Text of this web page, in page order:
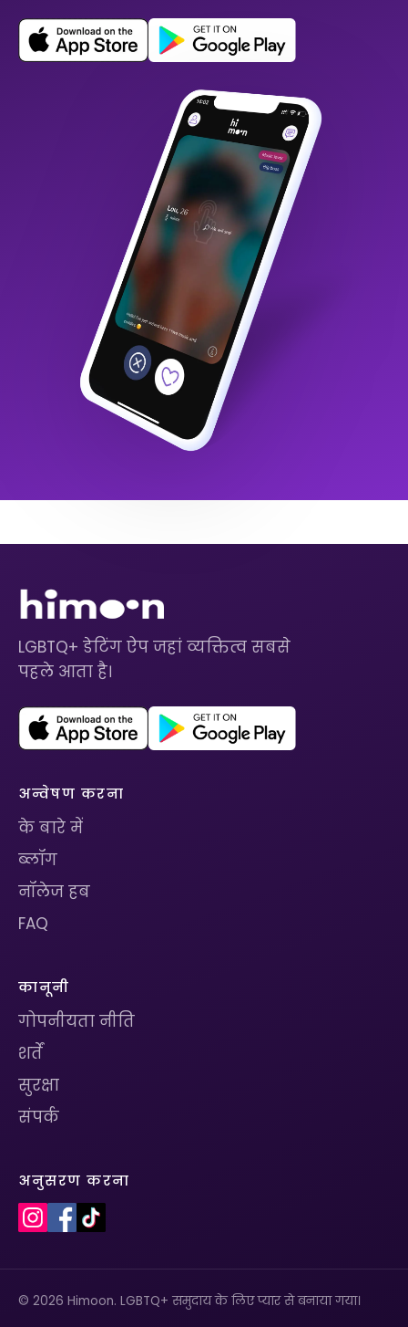
LGBTQ+ डेटिंग ऐप जहां व्यक्तित्व सबसे
पहले आता है।
अन्वेषण करना
के बारे में
ब्लॉग
नॉलेज हब
FAQ
कानूनी
गोपनीयता नीति
शर्तें
सुरक्षा
संपर्क
अनुसरण करना
© 2026 Himoon. LGBTQ+ समुदाय के लिए प्यार से बनाया गया।